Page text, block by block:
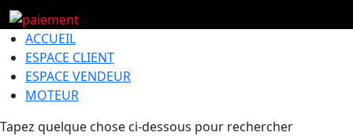
ACCUEIL
ESPACE CLIENT
ESPACE VENDEUR
MOTEUR
Tapez quelque chose ci-dessous pour rechercher